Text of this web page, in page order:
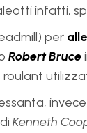
infatti,
per
Robert Bruce
Kenneth